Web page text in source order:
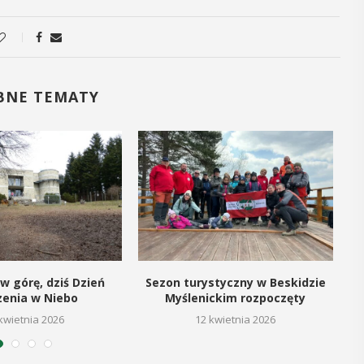
TEMATY
górę, dziś Dzień
w Niebo
2026
Sezon turystyczny w Beskidzie
Myślenickim rozpoczęty
12 kwietnia 2026
edycję
„Oddaj krew-
Uratuj życie”
W niedzielę 14 czerwca na plaży
trawiastej na myślenickim Zarabiu
odbędzie się druga edycja wydarzenia
krwiodawstwa ze zlotem samochodów
pożarniczych. Organizatorami ...